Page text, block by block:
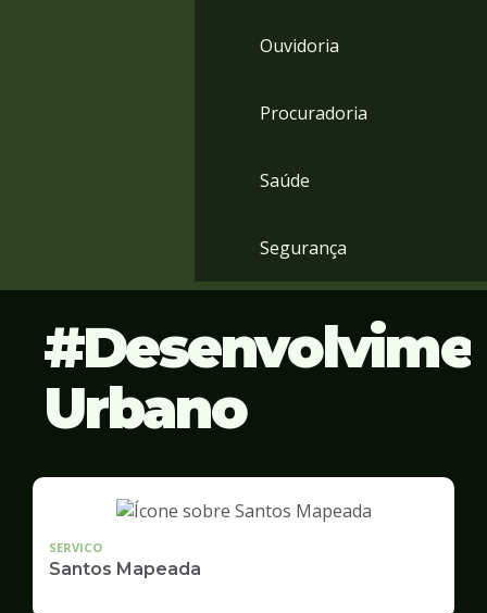
Ouvidoria
Procuradoria
Saúde
Segurança
Urbano
SERVICO
Santos Mapeada